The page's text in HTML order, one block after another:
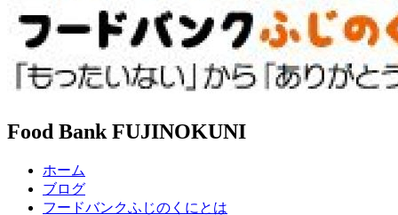
Food Bank FUJINOKUNI
ホーム
ブログ
フードバンクふじのくにとは